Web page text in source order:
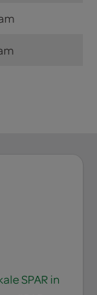
SPAR in